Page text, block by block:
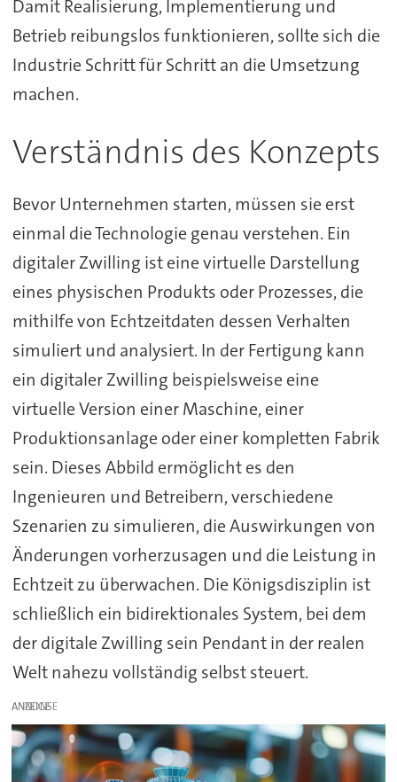
Damit Realisierung, Implementierung und
Betrieb reibungslos funktionieren, sollte sich die
Industrie Schritt für Schritt an die Umsetzung
machen.
Verständnis des Konzepts
Bevor Unternehmen starten, müssen sie erst
einmal die Technologie genau verstehen. Ein
digitaler Zwilling ist eine virtuelle Darstellung
eines physischen Produkts oder Prozesses, die
mithilfe von Echtzeitdaten dessen Verhalten
simuliert und analysiert. In der Fertigung kann
ein digitaler Zwilling beispielsweise eine
virtuelle Version einer Maschine, einer
Produktionsanlage oder einer kompletten Fabrik
sein. Dieses Abbild ermöglicht es den
Ingenieuren und Betreibern, verschiedene
Szenarien zu simulieren, die Auswirkungen von
Änderungen vorherzusagen und die Leistung in
Echtzeit zu überwachen. Die Königsdisziplin ist
schließlich ein bidirektionales System, bei dem
der digitale Zwilling sein Pendant in der realen
Welt nahezu vollständig selbst steuert.
ANZEIGE